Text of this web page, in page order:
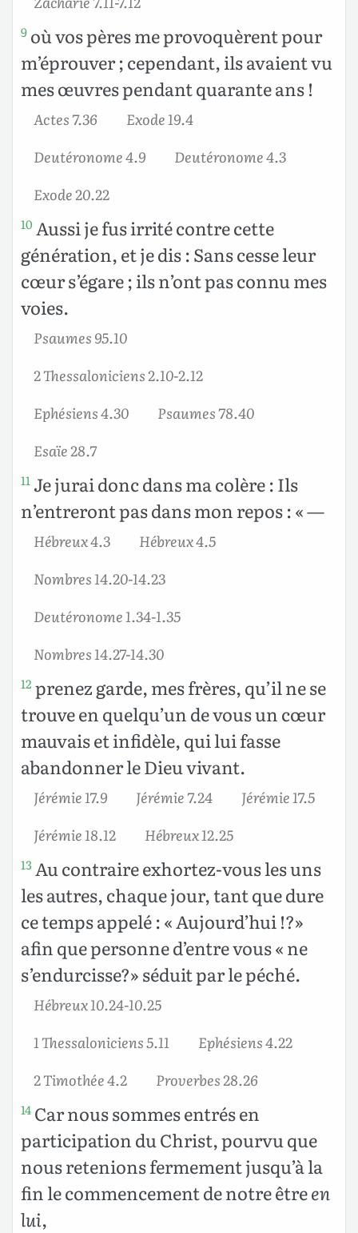
9 où vos pères me provoquèrent pour
m’éprouver ; cependant, ils avaient vu
mes œuvres pendant quarante ans !
Actes 7.36
Exode 19.4
Deutéronome 4.9
Deutéronome 4.3
Exode 20.22
10 Aussi je fus irrité contre cette
génération, et je dis : Sans cesse leur
cœur s’égare ; ils n’ont pas connu mes
voies.
Psaumes 95.10
2 Thessaloniciens 2.10-2.12
Ephésiens 4.30
Psaumes 78.40
Esaïe 28.7
11 Je jurai donc dans ma colère : Ils
n’entreront pas dans mon repos : « —
Hébreux 4.3
Hébreux 4.5
Nombres 14.20-14.23
Deutéronome 1.34-1.35
Nombres 14.27-14.30
12 prenez garde, mes frères, qu’il ne se
trouve en quelqu’un de vous un cœur
mauvais et infidèle, qui lui fasse
abandonner le Dieu vivant.
Jérémie 17.9 Jérémie 7.24
Jérémie 17.5
Jérémie 18.12
Hébreux 12.25
13Au contraire exhortez-vous les uns
les autres, chaque jour, tant que dure
ce temps appelé : « Aujourd’hui !?»
afin que personne d’entre vous « ne
s’endurcisse?» séduit par le péché.
Hébreux 10.24-10.25
1 Thessaloniciens 5.11
Ephésiens 4.22
2 Timothée 4.2
Proverbes 28.26
14 Car nous sommes entrés en
participation du Christ, pourvu que
nous retenions fermement jusqu’à la
fin le commencement de notre êtreen
lui,